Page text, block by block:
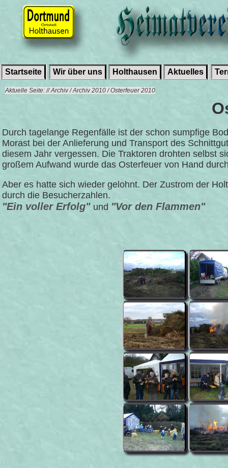
Startseite Wir über uns Holthausen Aktuelles
Aktuelle Seite: // Archiv / Archiv 2010 / Osterfeuer 2010
Durch tagelange Regenfälle ist der schon sumpfige
Morast bei der Anlieferung und Transport des
diesem Jahr vergessen. Die Traktoren drohten selbst
großem Aufwand wurde das Osterfeuer von Hand
Aber es hatte sich wieder gelohnt. Der Zustrom der
durch die Besucherzahlen.
"Ein voller Erfolg" und "Vor den Flammen"